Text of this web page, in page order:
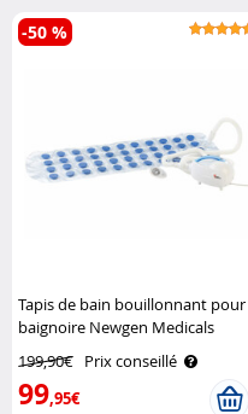
Tapis de bain bouillonnant pour
baignoire Newgen Medicals
199,90€ Prix conseillé
99,95€
-50 %